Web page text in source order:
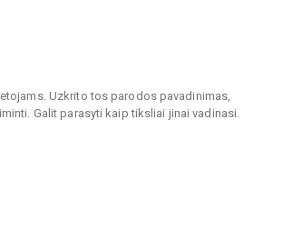
Uzkrito tos parodos pavadinimas,
Galit parasyti kaip tiksliai jinai vadinasi.